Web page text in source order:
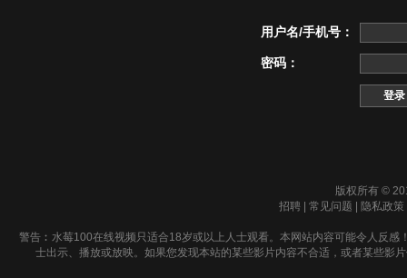
用户名/手机号：
密码：
版权所有 ©
招聘
常见问题 隐私政策
警告︰水莓100在线视频只适合18岁或以上人士观看。本网站内容可能令人反
士出示、播放或放映。如果您发现本站的某些影片内容不合适，或者某些